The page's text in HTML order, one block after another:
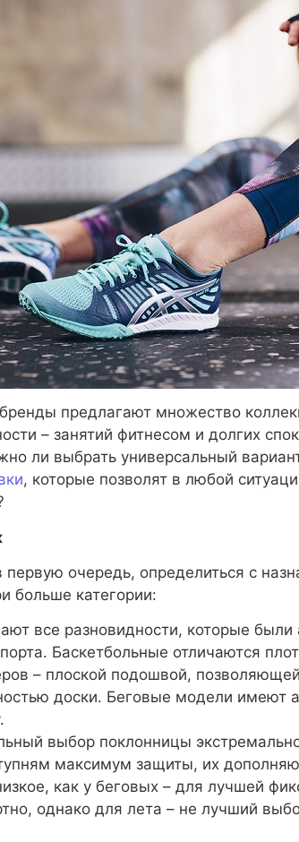
предлагают множество
– занятий фитнесом и долгих
ли выбрать универсальный
, которые позволят в любой
очередь, определиться с
больше категории:
все разновидности, которые
Баскетбольные отличаются
– плоской подошвой,
доски. Беговые модели имеют
выбор поклонницы
максимум защиты, их
как у беговых – для лучшей
однако для лета – не лучший